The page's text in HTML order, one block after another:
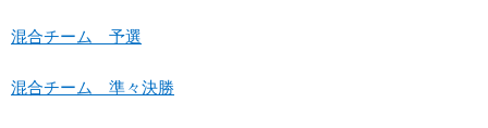
混合チーム 予選
混合チーム 準々決勝